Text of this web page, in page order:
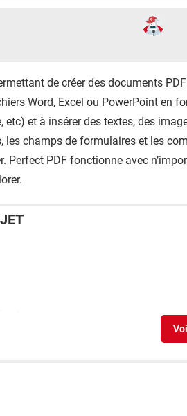
de créer des documents
Word, Excel ou PowerPoint en
etc) et à insérer des textes, des
les champs de formulaires et les
Perfect PDF fonctionne avec